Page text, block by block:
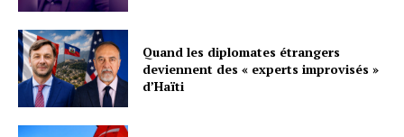
Quand les diplomates étrangers
deviennent des « experts improvisés »
d’Haïti